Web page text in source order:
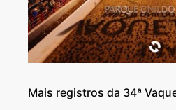
Mais registros da 34ª